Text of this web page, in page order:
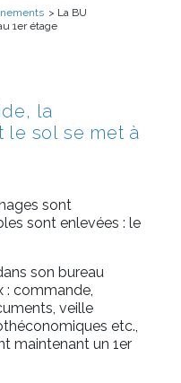
> La BU
1er étage
la
le sol se met à
sont
sont enlevées : le
son bureau
: commande,
veille
etc.,
maintenant un 1er